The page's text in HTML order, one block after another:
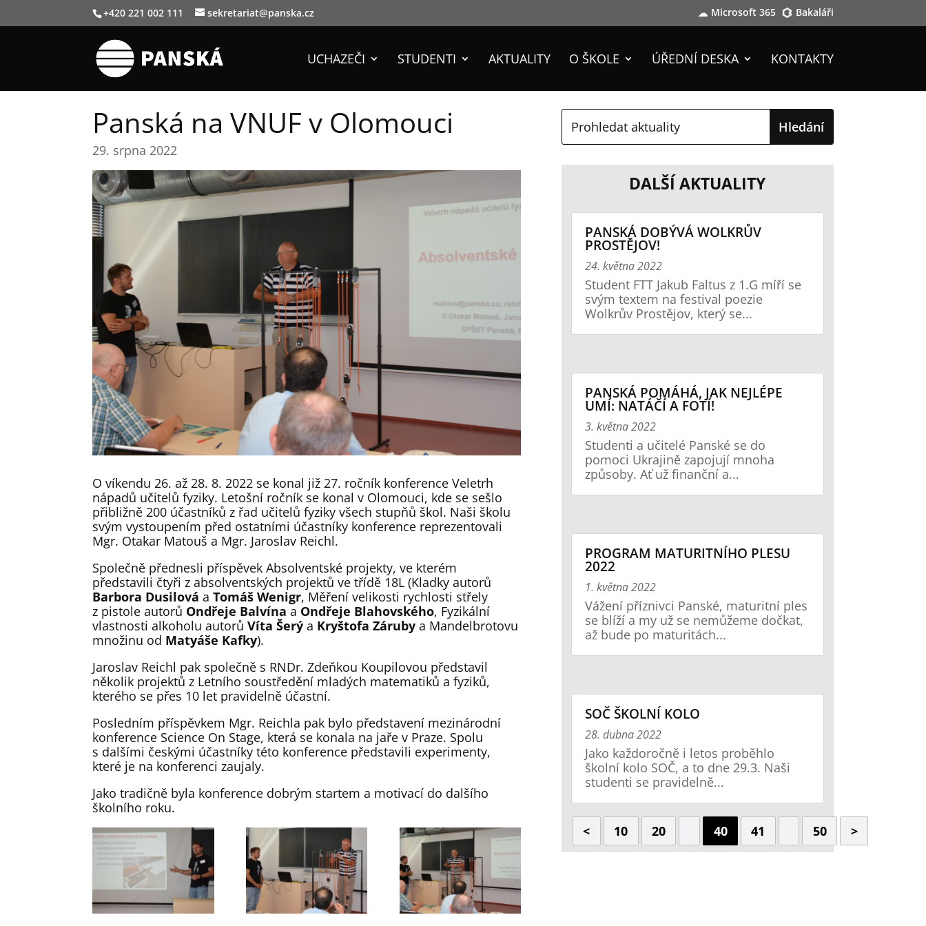
+420 221 002 111 sekretariat@panska.cz Microsoft 365 Bakaláři
UCHAZEČI STUDENTI AKTUALITY O ŠKOLE ÚŘEDNÍ DESKA KONTAKTY
Panská na VNUF v Olomouci
29. srpna 2022
O víkendu 26. až 28. 8. 2022 se konal již 27. ročník konference Veletrh
nápadů učitelů fyziky. Letošní ročník se konal v Olomouci, kde se sešlo
přibližně 200 účastníků z řad učitelů fyziky všech stupňů škol. Naši školu
svým vystoupením před ostatními účastníky konference reprezentovali
Mgr. Otakar Matouš a Mgr. Jaroslav Reichl.
Společně přednesli příspěvek Absolventské projekty, ve kterém
představili čtyři z absolventských projektů ve třídě 18L (Kladky autorů
Barbora Dusilová aTomáš Wenigr, Měření velikosti rychlosti střely
z pistole autorů Ondřeje Balvína a Ondřeje Blahovského, Fyzikální
vlastnosti alkoholu autorůVíta Šerý a Kryštofa Záruby a Mandelbrotovu
množinu od Matyáše Kafky).
Jaroslav Reichl pak společně s RNDr. Zdeňkou Koupilovou představil
několik projektů z Letního soustředění mladých matematiků a fyziků,
kterého se přes 10 let pravidelně účastní.
Posledním příspěvkem Mgr. Reichla pak bylo představení mezinárodní
konference Science On Stage, která se konala na jaře v Praze. Spolu
s dalšími českými účastníky této konference představili experimenty,
které je na konferenci zaujaly.
Jako tradičně byla konference dobrým startem a motivací do dalšího
školního roku.
DALŠÍ AKTUALITY
PANSKÁ DOBÝVÁ WOLKRŮV
PROSTĚJOV!
24. května 2022
Student FTT Jakub Faltus z 1.G míří se
svým textem na festival poezie
Wolkrův Prostějov, který se...
PANSKÁ POMÁHÁ, JAK NEJLÉPE
UMÍ: NATÁČÍ A FOTÍ!
3. května 2022
Studenti a učitelé Panské se do
pomoci Ukrajině zapojují mnoha
způsoby. Ať už finanční a...
PROGRAM MATURITNÍHO PLESU
2022
1. května 2022
Vážení příznivci Panské, maturitní ples
se blíží a my už se nemůžeme dočkat,
až bude po maturitách...
SOČ ŠKOLNÍ KOLO
28. dubna 2022
Jako každoročně i letos proběhlo
školní kolo SOČ, a to dne 29.3. Naši
studenti se pravidelně...
< 10 20 40 41 50 >